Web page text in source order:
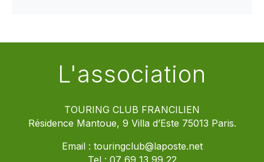
L'association
TOURING CLUB FRANCILIEN
Résidence Mantoue, 9 Villa d’Este 75013 Paris.
Email : touringclub@laposte.net